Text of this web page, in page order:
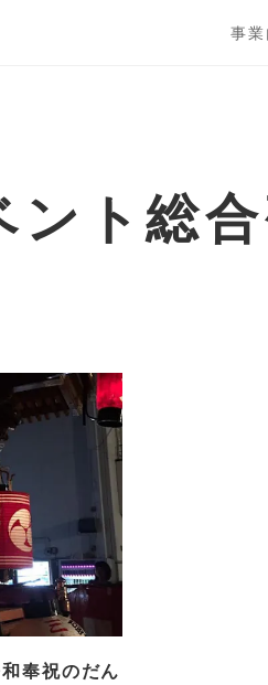
事業
ント総
奉祝のだん